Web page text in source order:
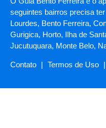
seguintes bairros precisa
Lourdes, Bento Ferreira,
Gurigica, Horto, Ilha de
Jucutuquara, Monte Belo,
Contato | Termos de Uso |